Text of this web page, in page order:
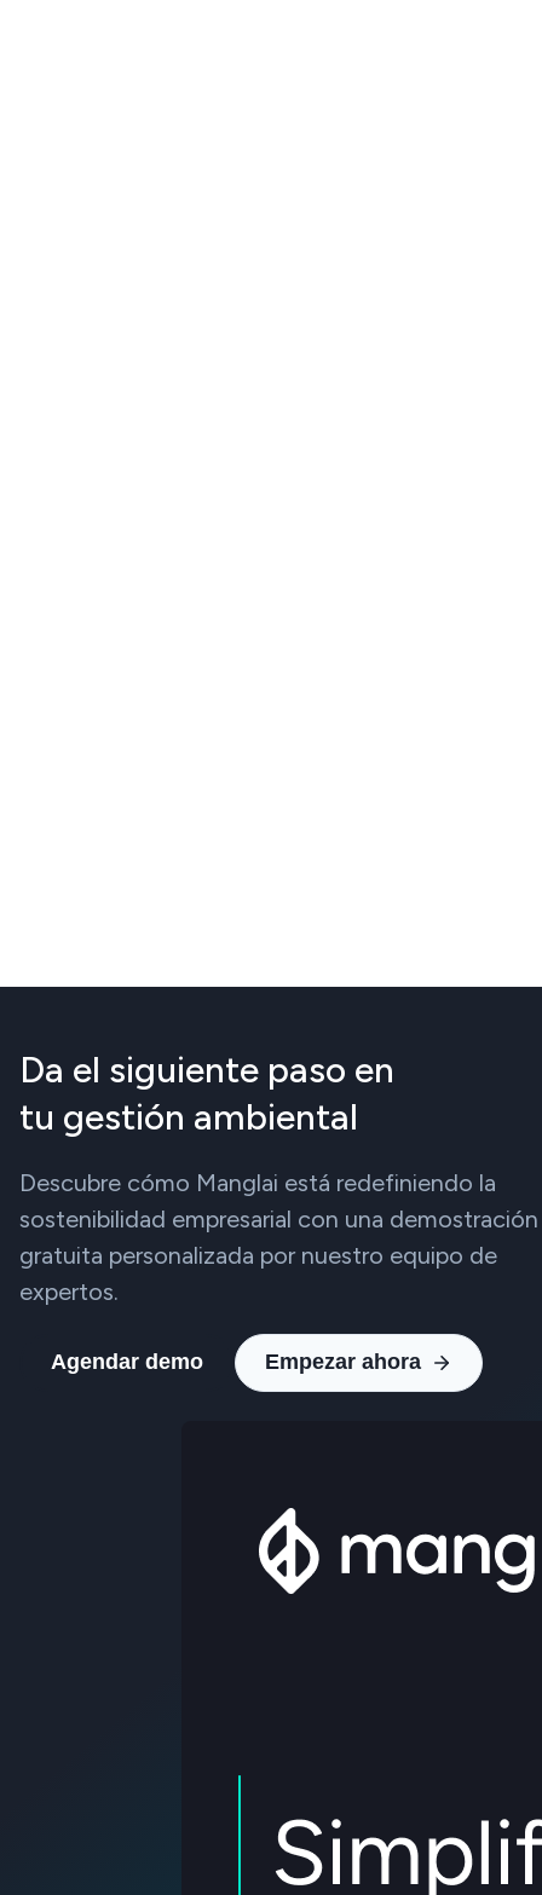
Da el siguiente paso en
tu gestión ambiental
Descubre cómo Manglai está redefiniendo la
sostenibilidad empresarial con una demostración
gratuita personalizada por nuestro equipo de
expertos.
Agendar demo Empezar ahora